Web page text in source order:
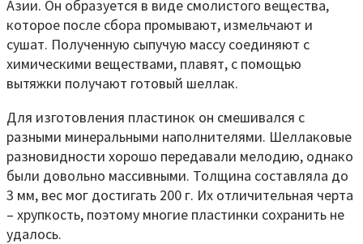
Азии. Он образуется в виде смолистого вещества,
которое после сбора промывают, измельчают и
сушат. Полученную сыпучую массу соединяют с
химическими веществами, плавят, с помощью
вытяжки получают готовый шеллак.
Для изготовления пластинок он смешивался с
разными минеральными наполнителями. Шеллаковые
разновидности хорошо передавали мелодию, однако
были довольно массивными. Толщина составляла до
3 мм, вес мог достигать 200 г. Их отличительная черта
– хрупкость, поэтому многие пластинки сохранить не
удалось.